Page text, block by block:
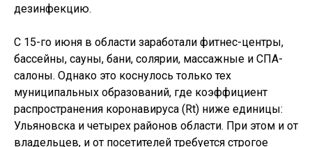
дезинфекцию.
С 15-го июня в области заработали фитнес-центры,
бассейны, сауны, бани, солярии, массажные и СПА-
салоны. Однако это коснулось только тех
муниципальных образований, где коэффициент
распространения коронавируса (Rt) ниже единицы:
Ульяновска и четырех районов области. При этом и от
владельцев, и от посетителей требуется строгое